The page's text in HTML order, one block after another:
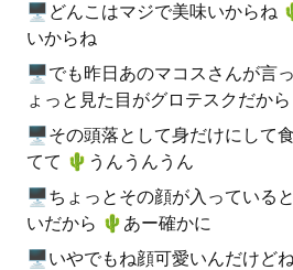
🖥どんこはマジで美味いからね
いからね
🖥でも昨日あのマコスさんが言
ょっと見た目がグロテスクだか
🖥その頭落として身だけにして
てて 🌵️うんうんうん
🖥ちょっとその顔が入っている
いだから 🌵️あー確かに
🖥いやでもね顔可愛いんだけど